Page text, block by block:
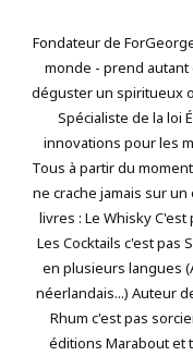
Fondateur de
monde - prend autant
déguster un spiritueux
Spécialiste de la loi
innovations pour les
Tous à partir du
ne crache jamais sur
livres : Le Whisky C'est
Les Cocktails c'est pas
en plusieurs langues
néerlandais...) Auteur
Rhum c'est pas
éditions Marabout et